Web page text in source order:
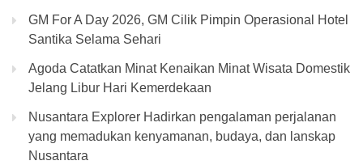
GM For A Day 2026, GM Cilik Pimpin Operasional Hotel
Santika Selama Sehari
Agoda Catatkan Minat Kenaikan Minat Wisata Domestik
Jelang Libur Hari Kemerdekaan
Nusantara Explorer Hadirkan pengalaman perjalanan
yang memadukan kenyamanan, budaya, dan lanskap
Nusantara